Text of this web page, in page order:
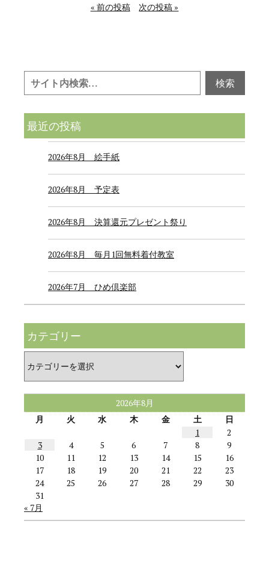
« 前の投稿 次の投稿 »
最近の投稿
2026年8月 絵手紙
2026年8月 予定表
2026年8月 決算還元プレゼント祭り
2026年8月 毎月1回無料着付教室
2026年7月 ひめ倶楽部
カテゴリー
テ
ゴ
2026年8月
月
火 水 木 金 土
日
1
2
3
4 5 6 7 8
9
10
11 12 13 14 15
16
17
18 19 20 21 22
23
24
25 26 27 28 29
30
31
« 7月